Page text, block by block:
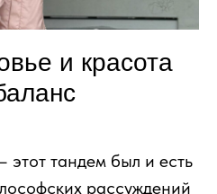
и красота
тандем был и есть
рассуждений